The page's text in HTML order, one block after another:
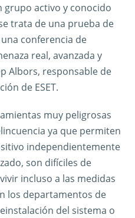
activo y conocido
trata de una prueba de
conferencia de
real, avanzada y
Albors, responsable de
de ESET.
muy peligrosas
ya que permiten
independientemente
son difíciles de
incluso a las medidas
los departamentos de
del sistema o